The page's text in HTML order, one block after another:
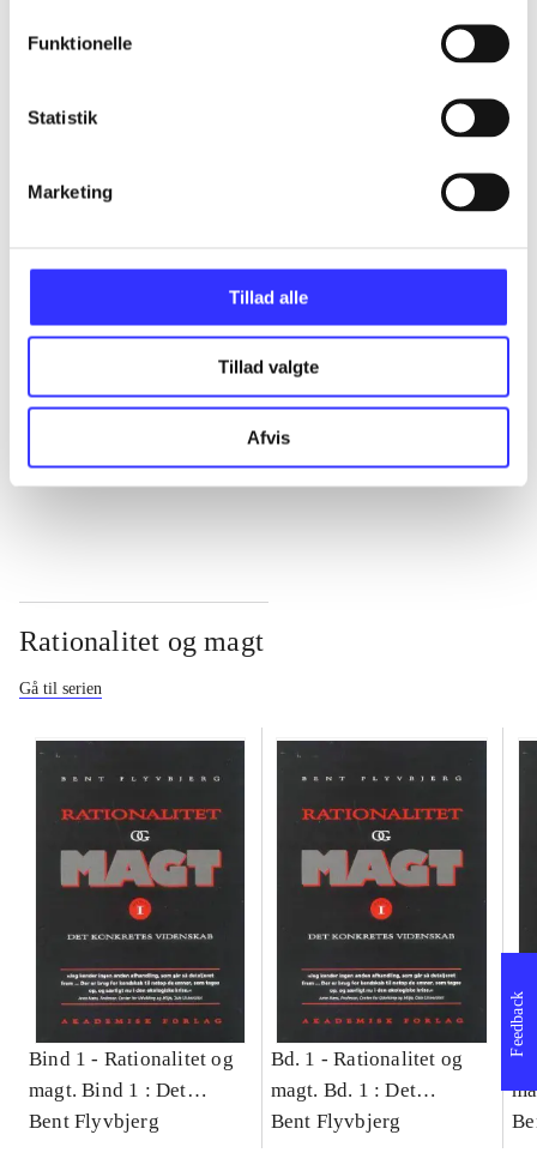
Funktionelle
Statistik
Marketing
Tillad alle
Tillad valgte
Afvis
Artikler
Rationalitet og magt
Gå til serien
Bind 1 - Rationalitet og
magt. Bind 1 : Det
konkretes videnskab
Bent Flyvbjerg
Bd. 1 -Rationalitet og
magt. Bd. 1 : Det
konkretes videnskab
Bent Flyvbjerg
Feedback